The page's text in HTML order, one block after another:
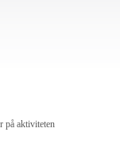
på aktiviteten